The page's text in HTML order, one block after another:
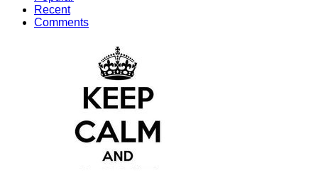
Recent
Comments